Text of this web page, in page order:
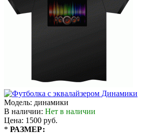
Модель: динамики
В наличии: Нет в наличии
Цена: 1500 руб.
* РАЗМЕР: